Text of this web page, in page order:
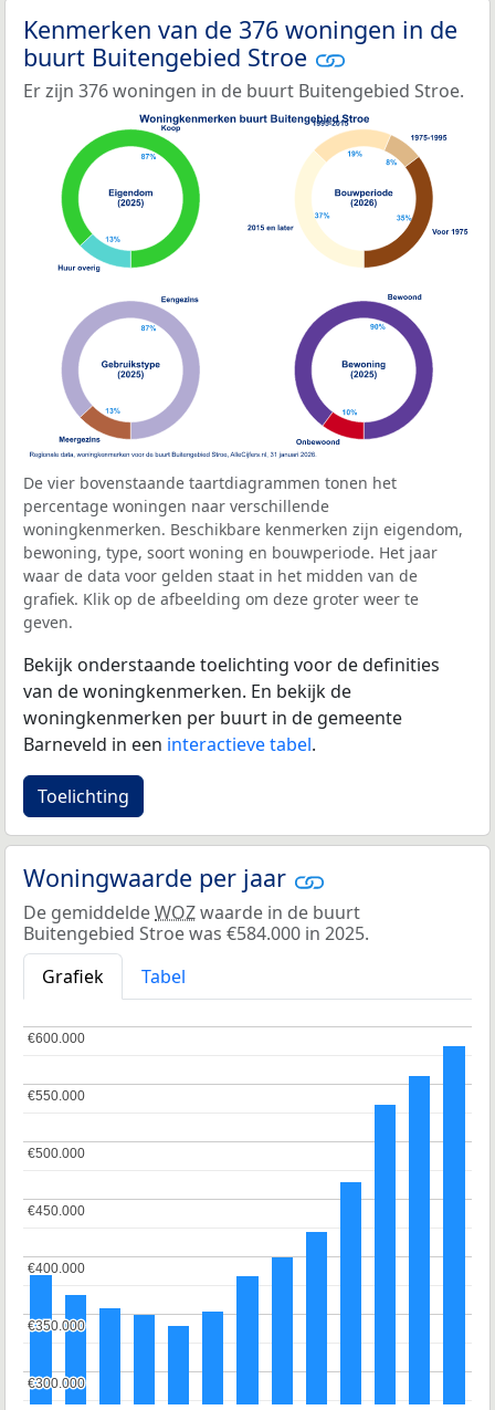
Kenmerken van de 376 woningen in de
buurt Buitengebied Stroe
Er zijn 376 woningen in de buurt Buitengebied Stroe.
De vier bovenstaande taartdiagrammen tonen het
percentage woningen naar verschillende
woningkenmerken. Beschikbare kenmerken zijn eigendom,
bewoning, type, soort woning en bouwperiode. Het jaar
waar de data voor gelden staat in het midden van de
grafiek. Klik op de afbeelding om deze groter weer te
geven.
Bekijk onderstaande toelichting voor de definities
van de woningkenmerken. En bekijk de
woningkenmerken per buurt in de gemeente
Barneveld in een interactieve tabel.
Toelichting
Woningwaarde per jaar
De gemiddeldeWOZwaarde in de buurt
Buitengebied Stroe was €584.000 in 2025.
Grafiek
Tabel
€300.000
€300.000
€350.000
€350.000
€400.000
€400.000
€450.000
€450.000
€500.000
€500.000
€550.000
€550.000
€600.000
€600.000